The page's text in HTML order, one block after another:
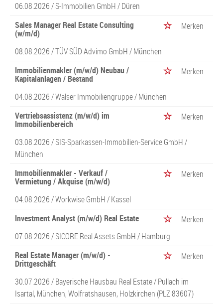
06.08.2026 /S-Immobilien GmbH/ Düren
Sales Manager Real Estate Consulting
(w/m/d)
Merken
08.08.2026 /TÜV SÜD Advimo GmbH/ München
Immobilienmakler (m/w/d) Neubau /
Kapitalanlagen / Bestand
Merken
04.08.2026 /Walser Immobiliengruppe/ München
Vertriebsassistenz (m/w/d) im
Immobilienbereich
Merken
03.08.2026 /SIS-Sparkassen-Immobilien-Service GmbH/
München
Immobilienmakler - Verkauf /
Vermietung / Akquise (m/w/d)
Merken
04.08.2026 /Workwise GmbH/ Kassel
Investment Analyst (m/w/d) Real Estate
Merken
07.08.2026 /SICORE Real Assets GmbH/ Hamburg
Real Estate Manager (m/w/d) -
Drittgeschäft
Merken
30.07.2026 /Bayerische Hausbau Real Estate/ Pullach im
Isartal, München, Wolfratshausen, Holzkirchen (PLZ 83607)